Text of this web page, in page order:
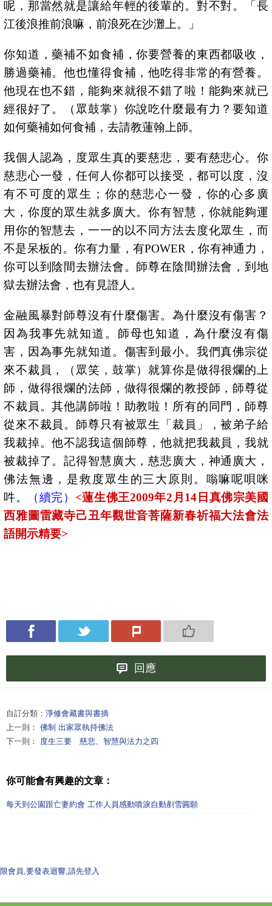
呢，那當然就是讓給年輕的後輩的。對不對。「長
江後浪推前浪嘛，前浪死在沙灘上。」
你知道，藥補不如食補，你要營養的東西都吸收，
勝過藥補。他也懂得食補，他吃得非常的有營養。
他現在也不錯，能夠來就很不錯了啦！能夠來就已
經很好了。（眾鼓掌）你說吃什麼最有力？要知道
如何藥補如何食補，去請教蓮翰上師。
我個人認為，度眾生真的要慈悲，要有慈悲心。你
慈悲心一發，任何人你都可以接受，都可以度，沒
有不可度的眾生；你的慈悲心一發，你的心多廣
大，你度的眾生就多廣大。你有智慧，你就能夠運
用你的智慧去，一一的以不同方法去度化眾生，而
不是呆板的。你有力量，有POWER ，你有神通力，
你可以到陰間去辦法會。師尊在陰間辦法會，到地
獄去辦法會，也有見證人。
金融風暴對師尊沒有什麼傷害。為什麼沒有傷害？
因為我事先就知道。師母也知道，為什麼沒有傷
害，因為事先就知道。傷害到最小。我們真佛宗從
來不裁員，（眾笑，鼓掌）就算你是做得很爛的上
師，做得很爛的法師，做得很爛的教授師，師尊從
不裁員。其他講師啦！助教啦！所有的同門，師尊
從來不裁員。師尊只有被眾生「裁員」，被弟子給
我裁掉。他不認我這個師尊，他就把我裁員，我就
被裁掉了。記得智慧廣大，慈悲廣大，神通廣大，
佛法無邊，是救度眾生的三大原則。嗡嘛呢唄咪
吽。
（續完） <蓮生佛王2009年2 月 14 日 真佛宗美國
西雅圖雷藏寺己丑年觀世音菩薩新春祈福大法會法
語開示精要>
回應
自訂分類： 淨修會藏書與書摘
上一則： 佛制 出家眾執持佛法
下一則： 度生三要 慈悲、智慧與法力之四
你可能會有興趣的文章：
每天到公園跟亡妻約會 工作人員感動噴淚自動剷雪圓願
限會員,要發表迴響,請先登入